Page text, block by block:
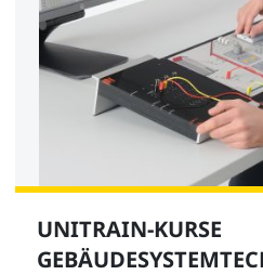
UNITRAIN-KURSE